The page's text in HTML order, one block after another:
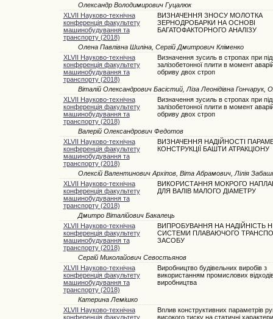
Олександр Володимирович Гуцалюк
XLVII Науково-технічна
конференція факультету
машинобудування та
транспорту (2018)
ВИЗНАЧЕННЯ ЗНОСУ МОЛОТКА
ЗЕРНОДРОБАРКИ НА ОСНОВІ
БАГАТОФАКТОРНОГО АНАЛІЗУ
Олена Павлівна Шиліна, Сергій Дмитрович Кліменко
XLVII Науково-технічна
конференція факультету
машинобудування та
транспорту (2018)
Визначення зусиль в стропах при
залізобетонної плити в момент
обриву двох строп
Віталій Олександрович Басістий, Ліза Леонідівна
XLVII Науково-технічна
конференція факультету
машинобудування та
транспорту (2018)
Визначення зусиль в стропах при
залізобетонної плити в момент
обриву двох строп
Валерій Олександрович Федотов
XLVII Науково-технічна
конференція факультету
машинобудування та
транспорту (2018)
ВИЗНАЧЕННЯ НАДІЙНОСТІ
КОНСТРУКЦІЇ БАШТИ АТРАКЦІОНУ
Олексій Валентинович Архіпов, Віта Абрамович, Лілія
XLVII Науково-технічна
конференція факультету
машинобудування та
транспорту (2018)
ВИКОРИСТАННЯ МОКРОГО
ДЛЯ ВАЛІВ МАЛОГО ДІАМЕТРУ
Дмитро Віталійович Бакалець
XLVII Науково-технічна
конференція факультету
машинобудування та
транспорту (2018)
ВИПРОБУВАННЯ НА НАДІЙНІСТЬ
СИСТЕМИ ПЛАВАЮЧОГО
ЗАСОБУ
Сергій Миколайович Севостьянов
XLVII Науково-технічна
конференція факультету
машинобудування та
транспорту (2018)
Виробництво будівельних виробів з
використанням промислових
виробництва
Катерина Лемішко
XLVII Науково-технічна
конференція факультету
Вплив конструктивних параметрів
високого тиску на статичні